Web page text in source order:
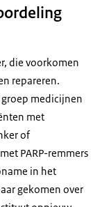
die voorkomen
repareren.
medicijnen
met
of
PARP-remmers
in het
gekomen over